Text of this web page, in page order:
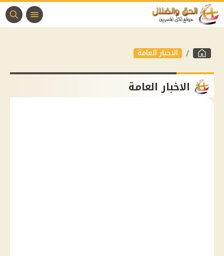
الاخبار العامة
الاخبار العامة